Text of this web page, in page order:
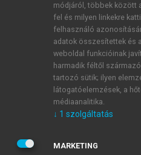
ÚJ FIÓK
1 óra díjmentes hozzáférés
E-MAIL-CÍM
JELSZÓ
módjáról, többek között
fel és milyen linkekre
felhasználó
adatok összesítettek és
weboldal funkcióinak
harmadik féltől
tartozó sütik; ilyen
látogatóelemzések, a
médiaanalitika.
↓ 1 szolgáltatás
MARKETING